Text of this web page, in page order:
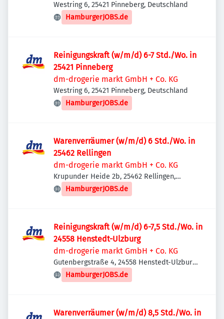
Westring 6, 25421 Pinneberg, Deutschland
HamburgerJOBS.de
Reinigungskraft (w/m/d) 6-7 Std./Wo. in
25421 Pinneberg
dm-drogerie markt GmbH + Co. KG
Westring 6, 25421 Pinneberg, Deutschland
HamburgerJOBS.de
Warenverräumer (w/m/d) 6 Std./Wo. in
25462 Rellingen
dm-drogerie markt GmbH + Co. KG
Krupunder Heide 2b, 25462 Rellingen,
Deutschland
HamburgerJOBS.de
Reinigungskraft (w/m/d) 6-7,5 Std./Wo. in
24558 Henstedt-Ulzburg
dm-drogerie markt GmbH + Co. KG
Gutenbergstraße 4, 24558 Henstedt-Ulzburg,
Deutschland
HamburgerJOBS.de
Warenverräumer (w/m/d) 8,5 Std./Wo. in